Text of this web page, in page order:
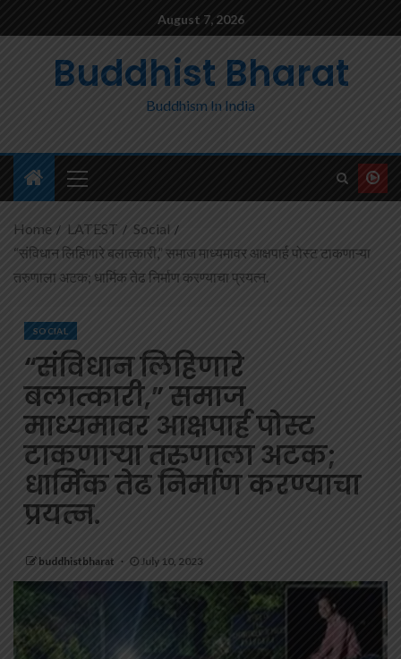
August 7, 2026
Buddhist Bharat
Buddhism In India
Home LATEST
Social
“संविधान लिहिणारे बलात्कारी,” समाज माध्यमावर आक्षपार्ह पोस्ट टाकणाऱ्या
तरुणाला अटक; धार्मिक तेढ निर्माण करण्याचा प्रयत्न.
SOCIAL
“संविधान लिहिणारे
बलात्कारी,” समाज
माध्यमावर आक्षपार्ह पोस्ट
टाकणाऱ्या तरुणाला अटक;
धार्मिक तेढ निर्माण करण्याचा
प्रयत्न.
buddhistbharat July 10, 2023